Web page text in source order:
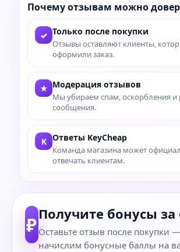
Почему отзывам можно
✓ Только после покупки
Отзывы оставляют клиенты,
оформили заказ.
★ Модерация отзывов
Мы убираем спам, оскорбления
сообщения.
K Ответы KeyCheap
Команда магазина может
отвечать клиентам.
₽Получите бонусы за
Оставьте отзыв после покупки
начислим бонусные баллы на